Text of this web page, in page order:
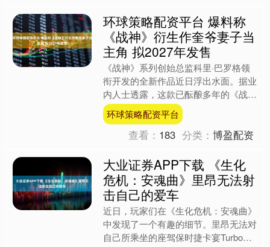
环球策略配资平台 爆料称
《战神》衍生作奎爷妻子当
主角 拟2027年发售
《战神》系列创始总监科里·巴罗格领
衔开发的全新作品近日浮出水面。据业
内人士透露，这款已酝酿多年的《战
神》衍生作品将首次把系列核心聚焦于
奎托斯的妻子、阿特柔斯的母....
环球策略配资平台
查看： 183 分类：博盈配资
大业证券APP下载 《生化
危机：安魂曲》里昂无法射
击自己的爱车
近日，玩家们在《生化危机：安魂曲》
中发现了一个有趣的细节。里昂无法对
自己所乘坐的座驾保时捷卡宴Turbo